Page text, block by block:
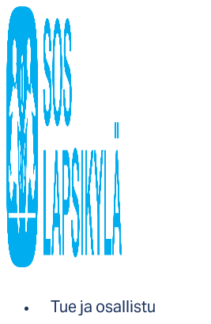
Tue ja osallistu